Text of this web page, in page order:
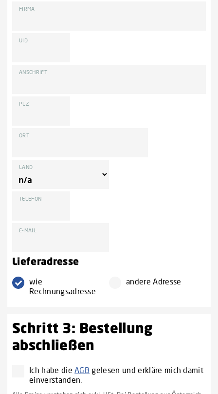
FIRMA
UID
ANSCHRIFT
PLZ
ORT
LAND
TELEFON
E-MAIL
Lieferadresse
wie
Rechnungsadresse
andere Adresse
Schritt 3: Bestellung
abschließen
Ich habe dieAGB gelesen und erkläre mich damit
einverstanden.